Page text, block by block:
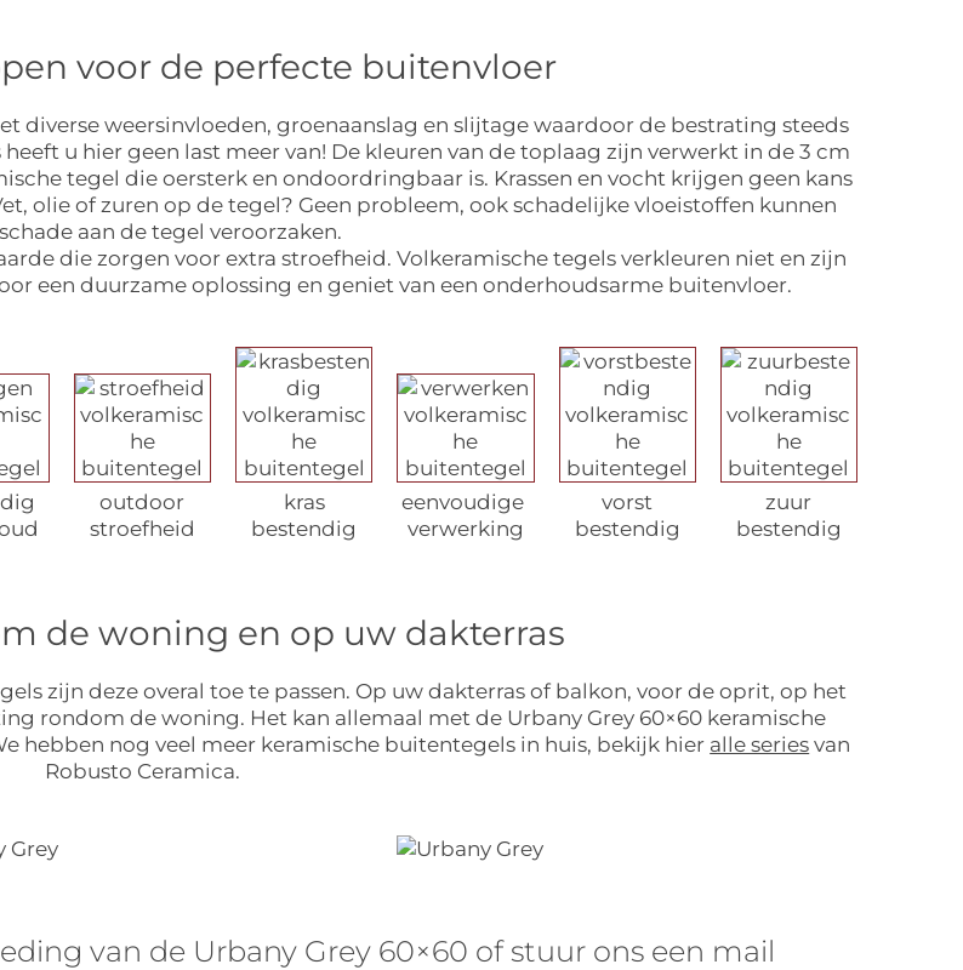
voor de perfecte buitenvloer
diverse weersinvloeden, groenaanslag en slijtage waardoor de bestrating steeds
u hier geen last meer van! De kleuren van de toplaag zijn verwerkt in de 3 cm
tegel die oersterk en ondoordringbaar is. Krassen en vocht krijgen geen kans
olie of zuren op de tegel? Geen probleem, ook schadelijke vloeistoffen kunnen
aan de tegel veroorzaken.
die zorgen voor extra stroefheid. Volkeramische tegels verkleuren niet en zijn
een duurzame oplossing en geniet van een onderhoudsarme buitenvloer.
outdoor
stroefheid
kras
bestendig
eenvoudige
verwerking
vorst
bestendig
zuur
bestendig
de woning en op uw dakterras
zijn deze overal toe te passen. Op uw dakterras of balkon, voor de oprit, op het
rondom de woning. Het kan allemaal met de Urbany Grey 60×60 keramische
hebben nog veel meer keramische buitentegels in huis, bekijk hier alle series van
Robusto Ceramica.
van de Urbany Grey 60×60 of stuur ons een mail